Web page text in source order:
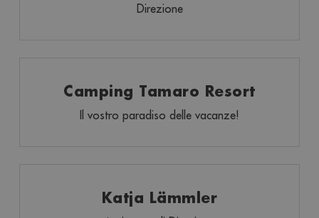
Direzione
Camping Tamaro Resort
Il vostro paradiso delle vacanze!
Katja Lämmler